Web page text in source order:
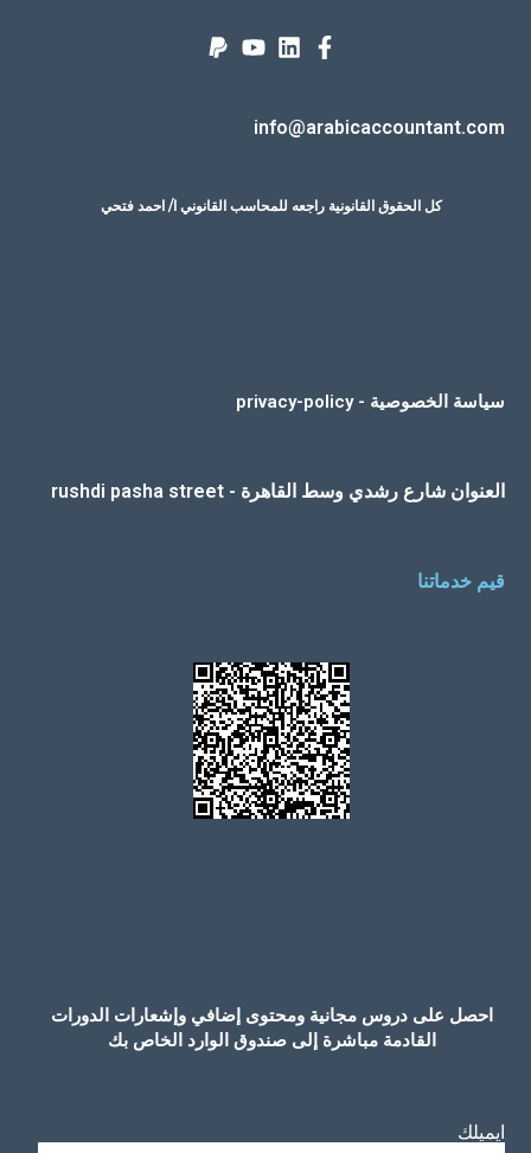
info@arabicaccountant.com
كل الحقوق القانونية راجعه للمحاسب القانوني ا/ احمد فتحي
سياسة الخصوصية - privacy-policy
العنوان شارع رشدي وسط القاهرة - rushdi pasha street
قيم خدماتنا
احصل على دروس مجانية ومحتوى إضافي وإشعارات الدورات
القادمة مباشرة إلى صندوق الوارد الخاص بك
ايميلك